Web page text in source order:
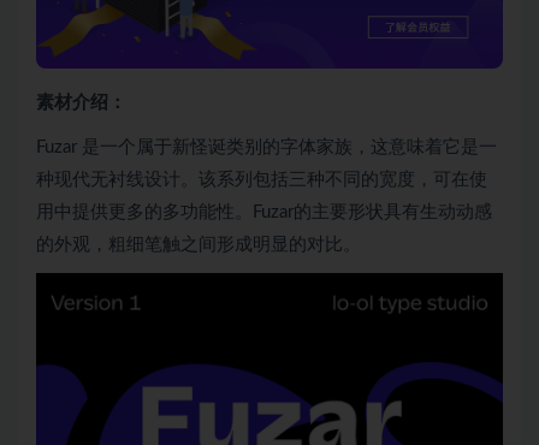
素材介绍：
Fuzar 是一个属于新怪诞类别的字体家族，这意味着它是一
种现代无衬线设计。该系列包括三种不同的宽度，可在使
用中提供更多的多功能性。Fuzar的主要形状具有生动动感
的外观，粗细笔触之间形成明显的对比。